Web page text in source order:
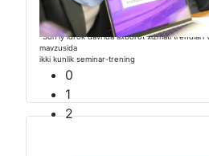
“Sunʼiy idrok davrida axborot xizmati trendlari
mavzusida
ikki kunlik seminar-trening
0
1
2